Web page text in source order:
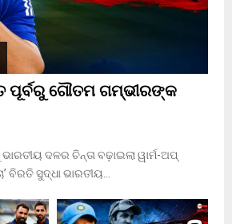
ପୂର୍ବରୁ ଗୌତମ ଗମ୍ଭୀରଙ୍କ
ଦଳର ଚିନ୍ତା ବଢ଼ାଇଲା ୱାର୍ମ-ଅପ୍
ବିରତି ସୁଦ୍ଧା ଭାରତୀୟ...